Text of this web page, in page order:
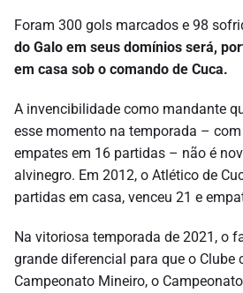
Foram 300 gols marcados e 98
do Galo em seus domínios será,
em casa sob o comando de Cuca.
A invencibilidade como mandante
esse momento na temporada –
empates em 16 partidas – não é
alvinegro. Em 2012, o Atlético de
partidas em casa, venceu 21 e
Na vitoriosa temporada de 2021, o
grande diferencial para que o Clube
Campeonato Mineiro, o